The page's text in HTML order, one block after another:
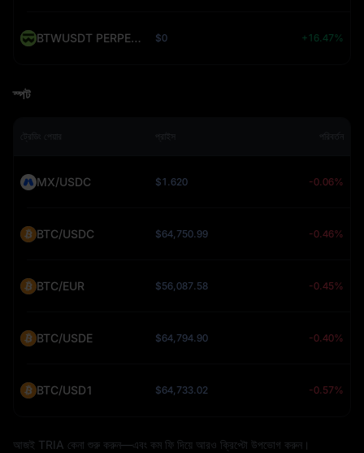
BTWUSDT PERPETUAL (BTW) $0 +16.47%
স্পট
ট্রেডিং পেয়ার প্রাইস
MX/USDC $1.620 -0.06%
BTC/USDC $64,750.99 -0.46%
BTC/EUR $56,087.58 -0.45%
BTC/USDE $64,794.90 -0.40%
BTC/USD1 $64,733.02 -0.57%
আজই TRIA কেনা শুরু করুন—এবং কম ফি দিয়ে আরও ক্রিপ্টো উপভোগ করুন।